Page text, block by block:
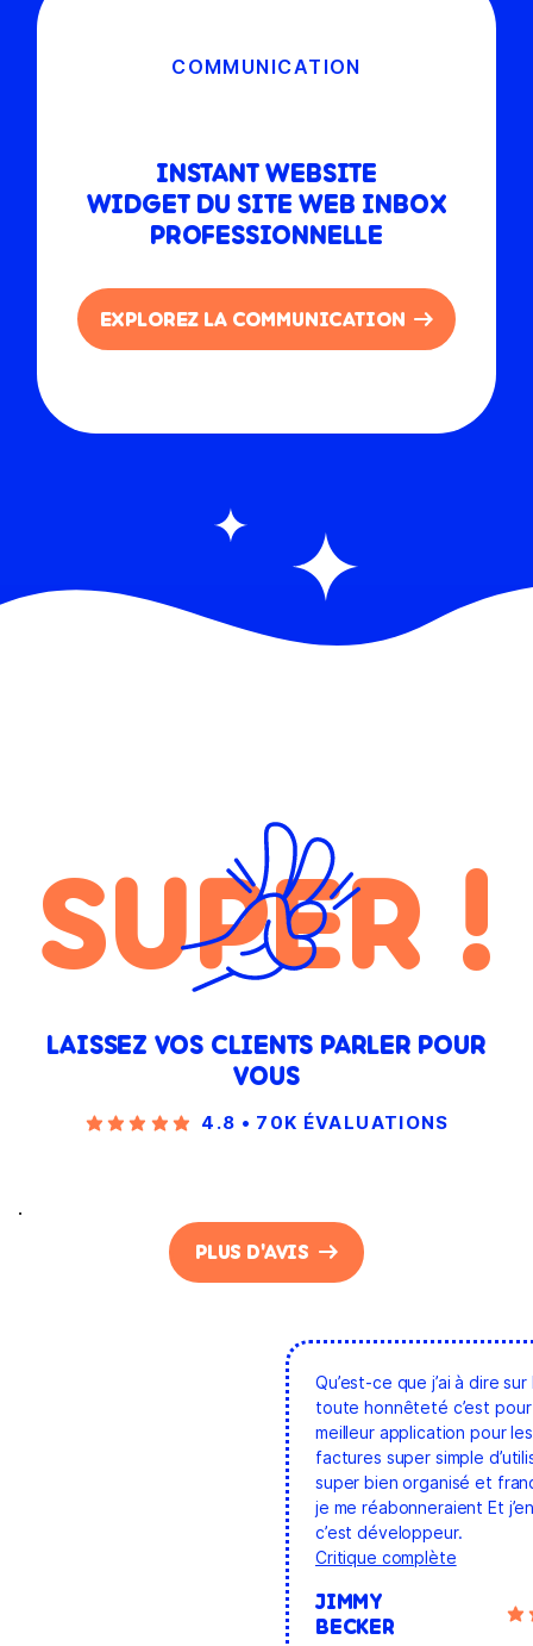
COMMUNICATION
INSTANT WEBSITE
WIDGET DU SITE WEB INBOX
PROFESSIONNELLE
EXPLOREZ LA COMMUNICATION
SUPER !
LAISSEZ VOS CLIENTS PARLER POUR
VOUS
4.8 • 70K ÉVALUATIONS
.
PLUS D'AVIS
Qu’est-ce que j’ai à dire sur
toute honnêteté c’est pour
meilleur application pour
factures super simple
super bien organisé et
je me réabonneraient Et
c’est développeur.
Critique complète
JIMMY
BECKER